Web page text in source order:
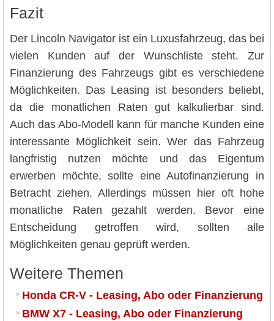
Fazit
Der Lincoln Navigator ist ein Luxusfahrzeug, das bei
vielen Kunden auf der Wunschliste steht. Zur
Finanzierung des Fahrzeugs gibt es verschiedene
Möglichkeiten. Das Leasing ist besonders beliebt,
da die monatlichen Raten gut kalkulierbar sind.
Auch das Abo-Modell kann für manche Kunden eine
interessante Möglichkeit sein. Wer das Fahrzeug
langfristig nutzen möchte und das Eigentum
erwerben möchte, sollte eine Autofinanzierung in
Betracht ziehen. Allerdings müssen hier oft hohe
monatliche Raten gezahlt werden. Bevor eine
Entscheidung getroffen wird, sollten alle
Möglichkeiten genau geprüft werden.
Weitere Themen
Honda CR-V - Leasing, Abo oder Finanzierung
BMW X7 - Leasing, Abo oder Finanzierung